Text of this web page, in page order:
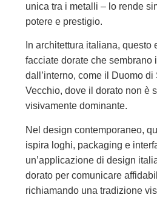
unica tra i metalli – lo rende
potere e prestigio.
In architettura italiana, questo
facciate dorate che sembrano
dall’interno, come il Duomo
Vecchio, dove il dorato non è
visivamente dominante.
Nel design contemporaneo,
ispira loghi, packaging e
un’applicazione di design
dorato per comunicare
richiamando una tradizione